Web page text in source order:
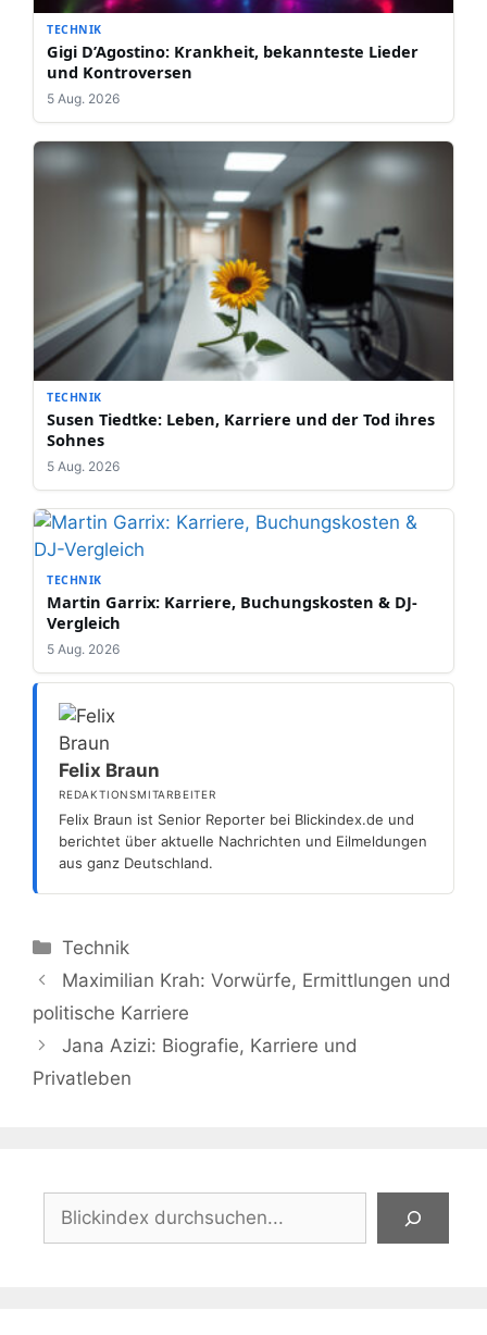
TECHNIK
Gigi D’Agostino: Krankheit, bekannteste Lieder
und Kontroversen
5 Aug. 2026
TECHNIK
Susen Tiedtke: Leben, Karriere und der Tod ihres
Sohnes
5 Aug. 2026
TECHNIK
Martin Garrix: Karriere, Buchungskosten & DJ-
Vergleich
5 Aug. 2026
Felix Braun
REDAKTIONSMITARBEITER
Felix Braun ist Senior Reporter bei Blickindex.de und
berichtet über aktuelle Nachrichten und Eilmeldungen
aus ganz Deutschland.
Kategorien
Technik
Maximilian Krah: Vorwürfe, Ermittlungen und
politische Karriere
Jana Azizi: Biografie, Karriere und
Privatleben
Suchen